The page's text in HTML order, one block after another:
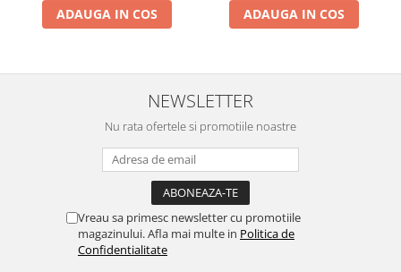
Mobilier
Sezlonguri
Ciocane rotopercutoare
Masini de gaurit
Masini de gaurit cu percutie
Masini de insurubat cu impact
ADAUGA IN COS ADAUGA IN COS
NEWSLETTER
Nu rata ofertele si promotiile noastre
Vreau sa primesc newsletter cu promotiile
magazinului. Afla mai multe in Politica de
Confidentialitate